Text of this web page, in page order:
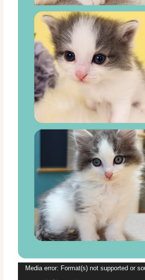
Media error: Format(s) not supported or